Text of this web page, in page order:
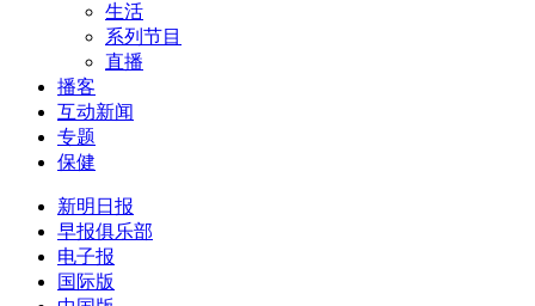
生活
系列节目
直播
播客
互动新闻
专题
保健
新明日报
早报俱乐部
电子报
国际版